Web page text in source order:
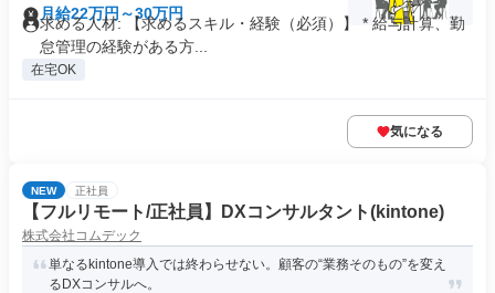
月給22万円～30万円
求める人材: 【求めるスキル・経験（必須）】 * 給与計算、勤
怠管理の経験がある方...
在宅OK
気になる
NEW 正社員
【フルリモート/正社員】DXコンサルタント(kintone)
株式会社コムデック
単なるkintone導入では終わらせない。顧客の“業務そのもの”を変え
るDXコンサルへ。